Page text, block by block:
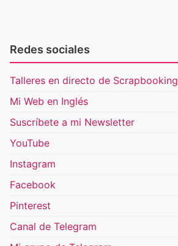
Redes sociales
Talleres en directo de Scrapbooking
Mi Web en Inglés
Suscríbete a mi Newsletter
YouTube
Instagram
Facebook
Pinterest
Canal de Telegram